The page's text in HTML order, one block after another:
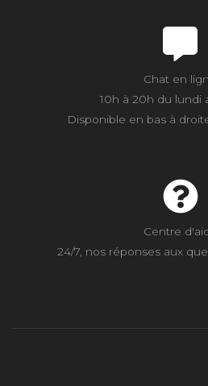
Chat en
10h à 20h du lundi
Disponible en bas à
Centre
24/7, nos réponses aux